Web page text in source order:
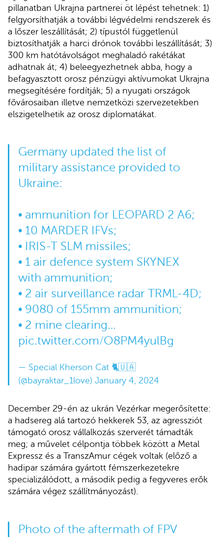
pillanatban Ukrajna partnerei öt lépést tehetnek: 1)
felgyorsíthatják a további légvédelmi rendszerek és
a lőszer leszállítását; 2) típustól függetlenül
biztosíthatják a harci drónok további leszállítását; 3)
300 km hatótávolságot meghaladó rakétákat
adhatnak át; 4) beleegyezhetnek abba, hogy a
befagyasztott orosz pénzügyi aktívumokat Ukrajna
megsegítésére fordítják; 5) a nyugati országok
fővárosaiban illetve nemzetközi szervezetekben
elszigetelhetik az orosz diplomatákat.
Germany updated the list of
military assistance provided to
Ukraine:
• ammunition for LEOPARD 2 A6;
• 10 MARDER IFVs;
• IRIS-T SLM missiles;
• 1 air defence system SKYNEX
with ammunition;
• 2 air surveillance radar TRML-4D;
• 9080 of 155mm ammunition;
• 2 mine clearing…
pic.twitter.com/O8PM4yulBg
— Special Kherson Cat 🐈🇺🇦
(@bayraktar_1love) January 4, 2024
December 29-én az ukrán Vezérkar megerősítette:
a hadsereg alá tartozó hekkerek 53, az agressziót
támogató orosz vállalkozás szerverét támadták
meg; a művelet célpontja többek között a Metal
Expressz és a TranszAmur cégek voltak (előző a
hadipar számára gyártott fémszerkezetekre
specializálódott, a második pedig a fegyveres erők
számára végez szállítmányozást).
Photo of the aftermath of FPV